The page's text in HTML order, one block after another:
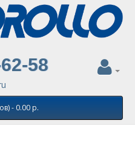
58
- 0.00 р.